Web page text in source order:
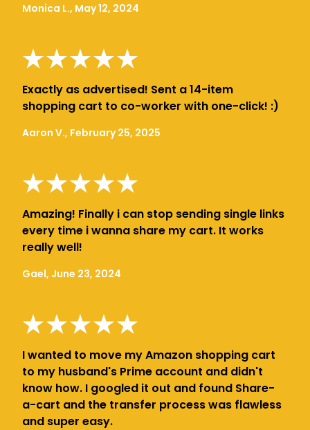
Monica L., May 12, 2024
Exactly as advertised! Sent a 14-item
shopping cart to co-worker with one-click! :)
Aaron V., February 25, 2025
Amazing! Finally i can stop sending single links
every time i wanna share my cart. It works
really well!
Gael, June 23, 2024
I wanted to move my Amazon shopping cart
to my husband's Prime account and didn't
know how. I googled it out and found Share-
a-cart and the transfer process was flawless
and super easy.